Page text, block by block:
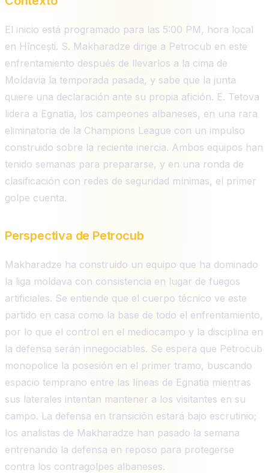
El inicio está programado para las 5:00 PM, hora local
en Hîncești. S. Makharadze dirige a Petrocub en este
enfrentamiento después de llevarlos a la cima de
Moldavia la temporada pasada, y sabe que la junta
quiere una declaración ante su propia afición. E. Tetova
lidera a Egnatia, los campeones albaneses, en una rara
eliminatoria de la Champions League con un impulso
construido sobre la reciente inercia. Ambos equipos han
tenido semanas para prepararse, y en una ronda de
clasificación con redes de seguridad mínimas, el primer
golpe cuenta.
Perspectiva de Petrocub
Makharadze ha construido un equipo que ha dominado
la liga moldava con consistencia en lugar de fuegos
artificiales. Se entiende que el cuerpo técnico ve este
partido en casa como la base de todo el enfrentamiento,
por lo que el control en el mediocampo y la disciplina en
la defensa serán innegociables. Se espera que Petrocub
monopolice la posesión en el primer tramo, buscando
espacio temprano entre las líneas de Egnatia mientras
sus laterales intentan mantener a los visitantes en su
campo. La defensa en transición estará bajo escrutinio;
los analistas de Makharadze han pasado la semana
entrenando la defensa en reposo para protegerse
contra los contragolpes albaneses.